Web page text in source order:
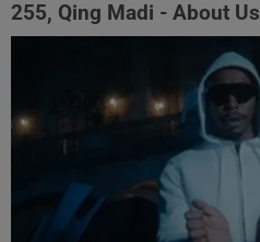
255, Qing Madi - About Us